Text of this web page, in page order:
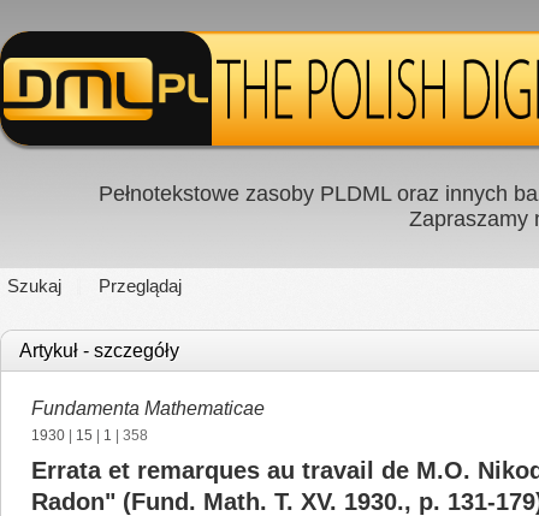
Pełnotekstowe zasoby PLDML oraz innych
Zapraszamy
Szukaj Przeglądaj
Artykuł - szczegóły
Fundamenta Mathematicae
1930 15 1 | 358
Errata et remarques au travail de M.O.
Radon" (Fund. Math. T. XV. 1930., p. 131-